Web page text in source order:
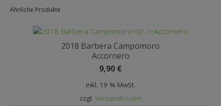
Ähnliche Produkte
2018 Barbera Campomoro
Accornero
9,90 €
inkl. 19 % MwSt.
zzgl. Versandkosten